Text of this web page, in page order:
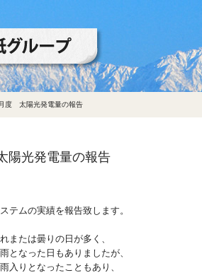
度 太陽光発電量の報告
光発電量の報告
テムの実績を報告致します。
または曇りの日が多く、
となった日もありましたが、
入りとなったこともあり、